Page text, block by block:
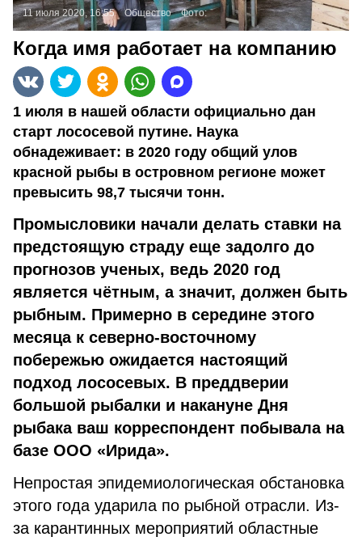
11 июля 2020, 16:55 Общество Фото:
Когда имя работает на компанию
1 июля в нашей области официально дан
старт лососевой путине. Наука
обнадеживает: в 2020 году общий улов
красной рыбы в островном регионе может
превысить 98,7 тысячи тонн.
Промысловики начали делать ставки на
предстоящую страду еще задолго до
прогнозов ученых, ведь 2020 год
является чётным, а значит, должен быть
рыбным. Примерно в середине этого
месяца к северно-восточному
побережью ожидается настоящий
подход лососевых. В преддверии
большой рыбалки и накануне Дня
рыбака ваш корреспондент побывала на
базе ООО «Ирида».
Непростая эпидемиологическая обстановка
этого года ударила по рыбной отрасли. Из-
за карантинных мероприятий областные